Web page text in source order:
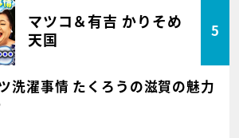
マツコ＆有吉 かりそめ
天国
5
洗濯事情 たくろうの滋賀の魅力